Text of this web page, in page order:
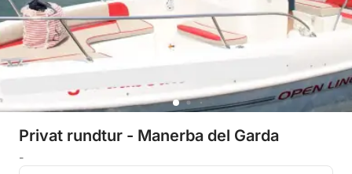
Privat rundtur - Manerba del Garda
-